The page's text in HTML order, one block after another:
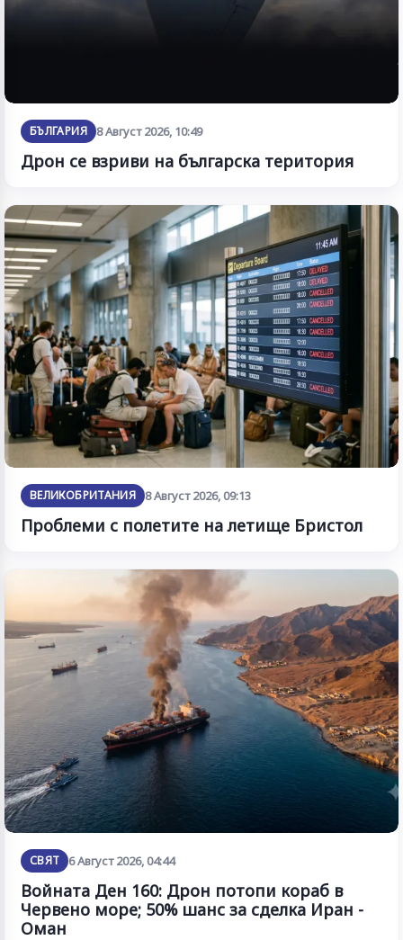
БЪЛГАРИЯ 8 Август 2026, 10:49
Дрон се взриви на българска територия
ВЕЛИКОБРИТАНИЯ 8 Август 2026, 09:13
Проблеми с полетите на летище Бристол
СВЯТ 6 Август 2026, 04:44
Войната Ден 160: Дрон потопи кораб в
Червено море; 50% шанс за сделка Иран -
Оман